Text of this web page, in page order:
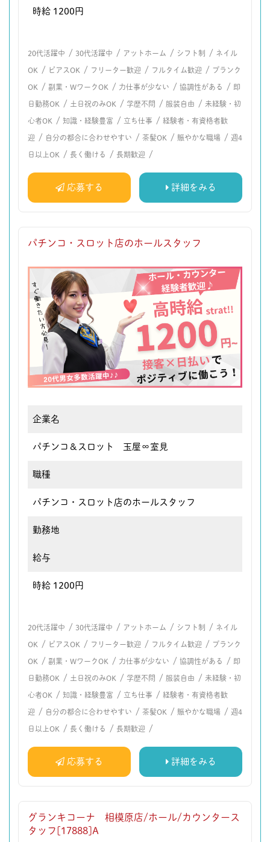
時給 1200円
20代活躍中 / 30代活躍中 / アットホーム / シフト制 / ネイル
OK / ピアスOK / フリーター歓迎 / フルタイム歓迎 / ブランク
OK / 副業・WワークOK / 力仕事が少ない / 協調性がある / 即
日勤務OK / 土日祝のみOK / 学歴不問 / 服装自由 / 未経験・初
心者OK / 知識・経験豊富 / 立ち仕事 / 経験者・有資格者歓
迎 / 自分の都合に合わせやすい / 茶髪OK / 賑やかな職場 / 週4
日以上OK / 長く働ける / 長期歓迎 /
応募する 詳細をみる
パチンコ・スロット店のホールスタッフ
企業名
パチンコ＆スロット 玉屋∞室見
職種
パチンコ・スロット店のホールスタッフ
勤務地
給与
時給 1200円
20代活躍中 / 30代活躍中 / アットホーム / シフト制 / ネイル
OK / ピアスOK / フリーター歓迎 / フルタイム歓迎 / ブランク
OK / 副業・WワークOK / 力仕事が少ない / 協調性がある / 即
日勤務OK / 土日祝のみOK / 学歴不問 / 服装自由 / 未経験・初
心者OK / 知識・経験豊富 / 立ち仕事 / 経験者・有資格者歓
迎 / 自分の都合に合わせやすい / 茶髪OK / 賑やかな職場 / 週4
日以上OK / 長く働ける / 長期歓迎 /
応募する 詳細をみる
グランキコーナ 相模原店/ホール/カウンタース
タッフ[17888]A